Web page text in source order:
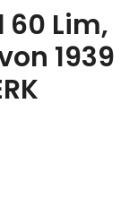
Lim,
1939